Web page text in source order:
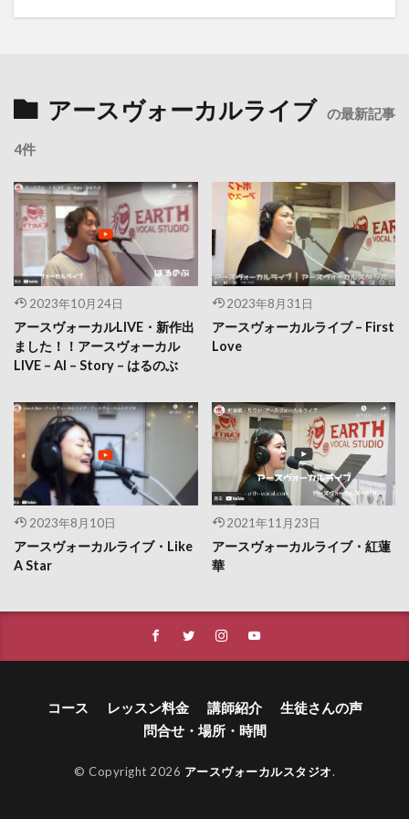
アースヴォーカルライブ の最新記事
4件
2023年10月24日
アースヴォーカルLIVE・新作出
ました！！アースヴォーカル
LIVE – AI – Story – はるのぶ
2023年8月31日
アースヴォーカルライブ – First
Love
2023年8月10日
アースヴォーカルライブ・Like
A Star
2021年11月23日
アースヴォーカルライブ・紅蓮
華
コース レッスン料金 講師紹介
生徒さんの声
問合せ・場所・時間
© Copyright 2026 アースヴォーカルスタジオ.